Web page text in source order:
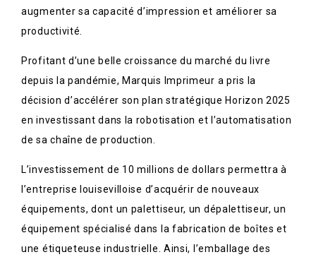
augmenter sa capacité d’impression et améliorer sa
productivité.
Profitant d’une belle croissance du marché du livre
depuis la pandémie, Marquis Imprimeur a pris la
décision d’accélérer son plan stratégique Horizon 2025
en investissant dans la robotisation et l’automatisation
de sa chaîne de production.
L’investissement de 10 millions de dollars permettra à
l’entreprise louisevilloise d’acquérir de nouveaux
équipements, dont un palettiseur, un dépalettiseur, un
équipement spécialisé dans la fabrication de boîtes et
une étiqueteuse industrielle. Ainsi, l’emballage des